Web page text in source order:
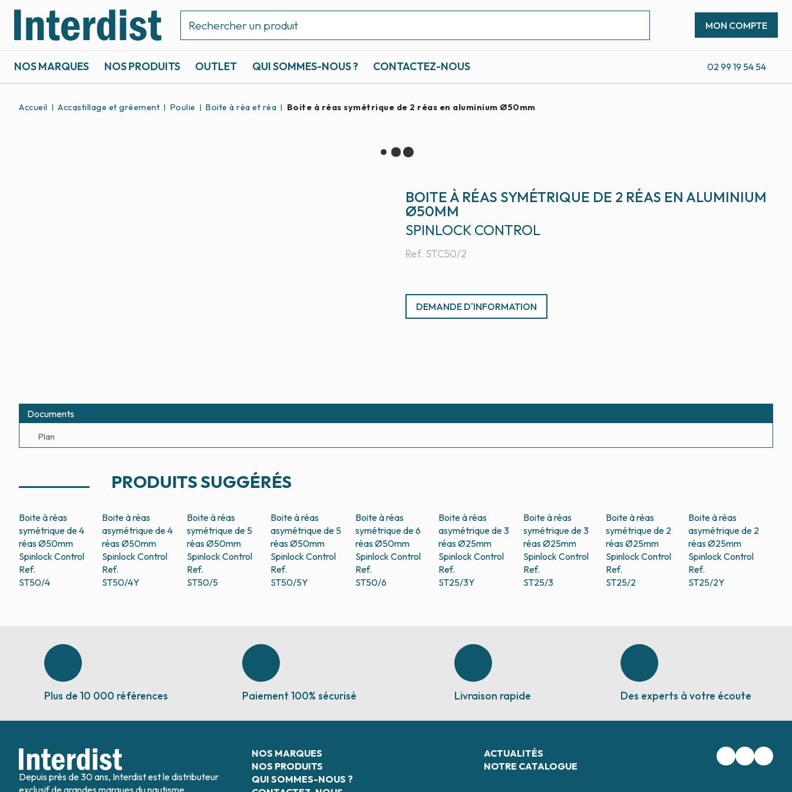
NOS MARQUES NOS PRODUITS OUTLET QUI SOMMES-NOUS ? CONTACTEZ-NOUS
MON COMPTE
02 99 19 54 54
Accueil Accastillage et gréement Poulie Boite à réa et réa Boite à réas symétrique de 2 réas en aluminium Ø50mm
BOITE À RÉAS SYMÉTRIQUE DE 2 RÉAS EN ALUMINIUM
Ø50MM
Ref. STC50/2
SPINLOCK CONTROL
Documents
Plan
DEMANDE D'INFORMATION
PRODUITS SUGGÉRÉS
Boite à réas
symétrique de 4
réas Ø50mm
Spinlock Control
Ref.
ST50/4
Boite à réas
asymétrique de 4
réas Ø50mm
Spinlock Control
Ref.
ST50/4Y
Boite à réas
symétrique de 5
réas Ø50mm
Spinlock Control
Ref.
ST50/5
Boite à réas
asymétrique de 5
réas Ø50mm
Spinlock Control
Ref.
ST50/5Y
Boite à réas
symétrique de 6
réas Ø50mm
Spinlock Control
Ref.
ST50/6
Boite à réas
asymétrique de 3
réas Ø25mm
Spinlock Control
Ref.
ST25/3Y
Boite à réas
symétrique de 3
réas Ø25mm
Spinlock Control
Ref.
ST25/3
Boite à réas
symétrique de 2
réas Ø25mm
Spinlock Control
Ref.
ST25/2
Boite à réas
asymétrique de 2
réas Ø25mm
Spinlock Control
Ref.
ST25/2Y
Plus de 10 000 références Paiement 100% sécurisé Livraison rapide Des experts à votre écoute
Depuis près de 30 ans, Interdist est le distributeur
exclusif de grandes marques du nautisme.
NOS MARQUES
NOS PRODUITS
QUI SOMMES-NOUS ?
ACTUALITÉS
NOTRE CATALOGUE